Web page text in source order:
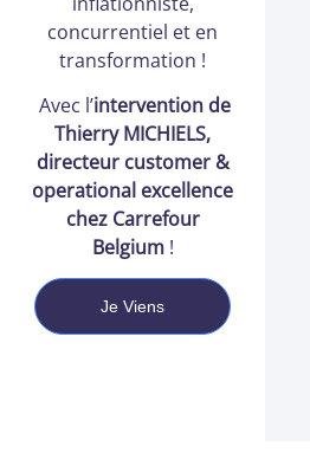
concurrentiel et en
transformation !
Avec l’intervention de
Thierry MICHIELS,
directeur customer &
operational excellence
chez Carrefour
Belgium!
Je Viens